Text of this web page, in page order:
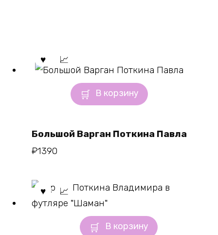
В корзину
Большой Варган Поткина Павла
₽1390
В корзину